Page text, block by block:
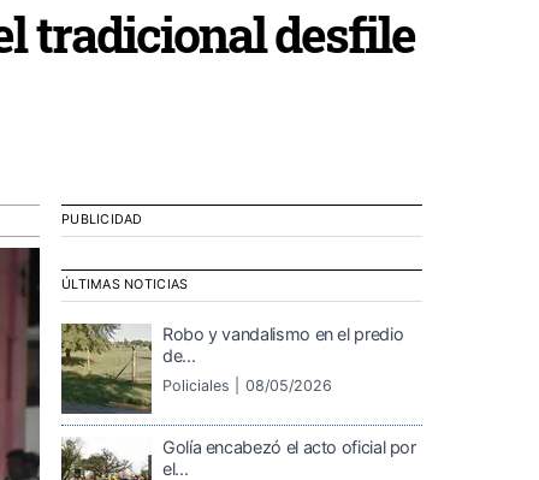
tradicional desfile
PUBLICIDAD
ÚLTIMAS NOTICIAS
Robo y vandalismo en el predio
de...
Policiales | 08/05/2026
Golía encabezó el acto oficial por
el...